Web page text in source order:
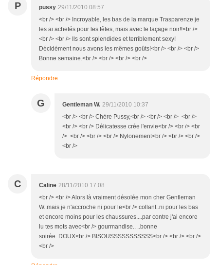
P pussy 29/11/2010 08:57
<br /> <br /> Incroyable, les bas de la marque Trasparenze je
les ai achetés pour les fêtes, mais avec le laçage noir!!<br />
<br /> <br /> Ils sont splendides et terriblement sexy!
Décidément nous avons les mêmes goûts!<br /> <br /> <br />
Bonne semaine.<br /> <br /> <br /> <br />
Répondre
G Gentleman W. 29/11/2010 10:37
<br /> <br /> Chère Pussy,<br /> <br /> <br /> <br />
<br /> <br /> Délicatesse crée l'envie<br /> <br /> <br
/> <br /> <br /> <br /> Nylonement<br /> <br /> <br />
<br />
C Caline 28/11/2010 17:08
<br /> <br /> Alors là vraiment désolée mon cher Gentleman
W..mais je n'accroche ni pour le<br /> collant..ni pour les bas
et encore moins pour les chaussures....par contre j'ai encore
lu tes mots avec<br /> gourmandise.. ..bonne
soirée..DOUX<br /> BISOUSSSSSSSSSSS<br /> <br /> <br />
<br />